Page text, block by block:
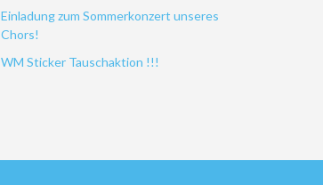
Einladung zum Sommerkonzert unseres
Chors!
WM Sticker Tauschaktion !!!